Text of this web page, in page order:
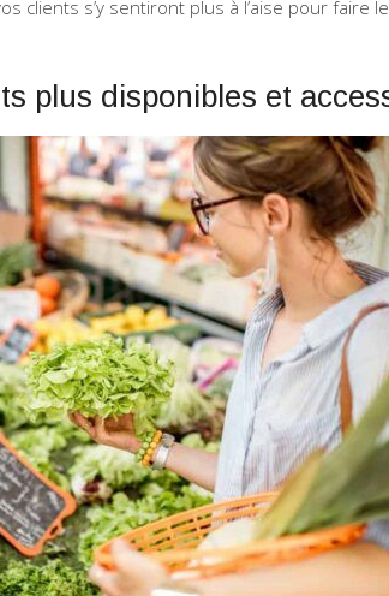
clients s’y sentiront plus à l’aise pour faire
plus disponibles et